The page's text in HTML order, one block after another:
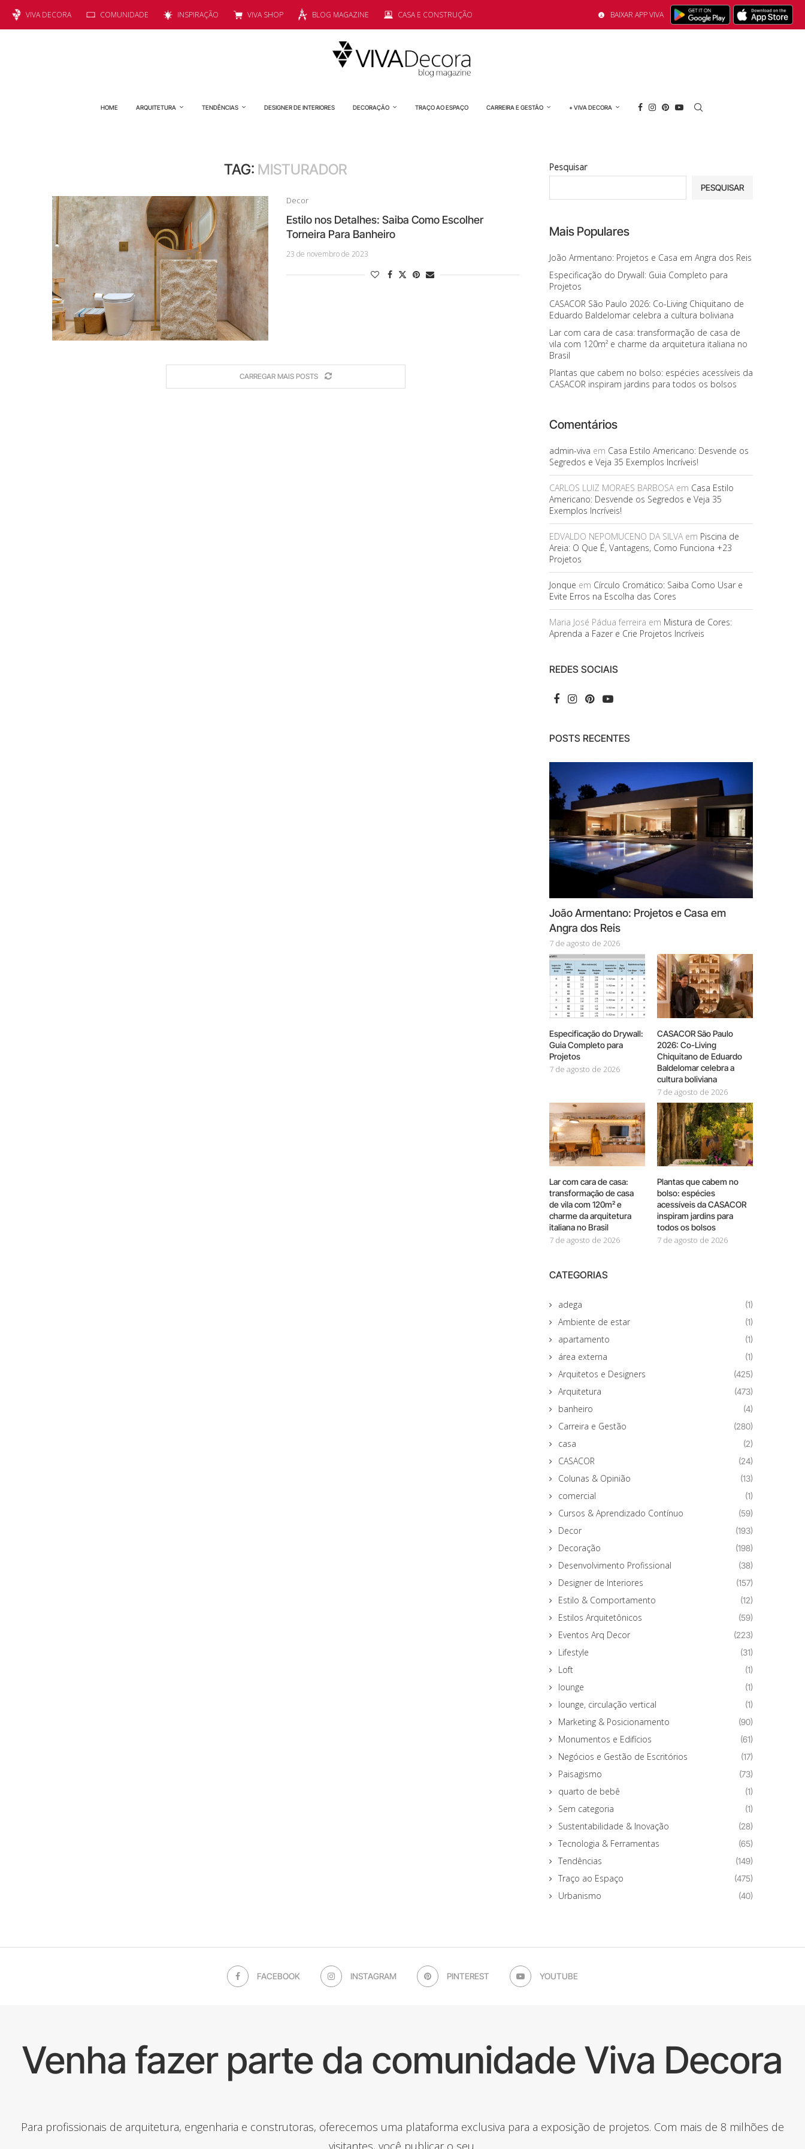
VIVA DECORA COMUNIDADE INSPIRAÇÃO VIVA SHOP BLOG MAGAZINE CASA E CONSTRUÇÃO BAIXAR APP VIVA
HOME ARQUITETURA TENDÊNCIAS DESIGNER DE INTERIORES DECORAÇÃO TRAÇO AO ESPAÇO CARREIRA E GESTÃO + VIVA DECORA
TAG: MISTURADOR
Decor
Estilo nos Detalhes: Saiba Como Escolher
Torneira Para Banheiro
23 de novembro de 2023
CARREGAR MAIS POSTS
Pesquisar
PESQUISAR
Mais Populares
João Armentano: Projetos e Casa em Angra dos Reis
Especificação do Drywall: Guia Completo para
Projetos
CASACOR São Paulo 2026: Co-Living Chiquitano de
Eduardo Baldelomar celebra a cultura boliviana
Lar com cara de casa: transformação de casa de
vila com 120m² e charme da arquitetura italiana no
Brasil
Plantas que cabem no bolso: espécies acessíveis da
CASACOR inspiram jardins para todos os bolsos
Comentários
admin-viva em Casa Estilo Americano: Desvende os
Segredos e Veja 35 Exemplos Incríveis!
CARLOS LUIZ MORAES BARBOSAem Casa Estilo
Americano: Desvende os Segredos e Veja 35
Exemplos Incríveis!
EDVALDO NEPOMUCENO DA SILVAem Piscina de
Areia: O Que É, Vantagens, Como Funciona +23
Projetos
Jonque em Círculo Cromático: Saiba Como Usar e
Evite Erros na Escolha das Cores
Maria José Pádua ferreira em Mistura de Cores:
Aprenda a Fazer e Crie Projetos Incríveis
REDES SOCIAIS
POSTS RECENTES
João Armentano: Projetos e Casa em
Angra dos Reis
7 de agosto de 2026
Especificação do Drywall:
Guia Completo para
Projetos
7 de agosto de 2026
CASACOR São Paulo
2026: Co-Living
Chiquitano de Eduardo
Baldelomar celebra a
cultura boliviana
7 de agosto de 2026
Lar com cara de casa:
transformação de casa
de vila com 120m² e
charme da arquitetura
italiana no Brasil
7 de agosto de 2026
Plantas que cabem no
bolso: espécies
acessíveis da CASACOR
inspiram jardins para
todos os bolsos
7 de agosto de 2026
CATEGORIAS
adega (1)
Ambiente de estar (1)
apartamento (1)
área externa (1)
Arquitetos e Designers (425)
Arquitetura (473)
banheiro (4)
Carreira e Gestão (280)
casa (2)
CASACOR (24)
Colunas & Opinião (13)
comercial (1)
Cursos & Aprendizado Contínuo (59)
Decor (193)
Decoração (198)
Desenvolvimento Profissional (38)
Designer de Interiores (157)
Estilo & Comportamento (12)
Estilos Arquitetônicos (59)
Eventos Arq Decor (223)
Lifestyle (31)
Loft (1)
lounge (1)
lounge, circulação vertical (1)
Marketing & Posicionamento (90)
Monumentos e Edifícios (61)
Negócios e Gestão de Escritórios (17)
Paisagismo (73)
quarto de bebê (1)
Sem categoria (1)
Sustentabilidade & Inovação (28)
Tecnologia & Ferramentas (65)
Tendências (149)
Traço ao Espaço (475)
Urbanismo (40)
FACEBOOK INSTAGRAM PINTEREST YOUTUBE
Venha fazer parte da comunidade Viva Decora
Para profissionais de arquitetura, engenharia e construtoras, oferecemos uma plataforma exclusiva para a exposição de projetos. Com mais de 8 milhões de
visitantes, você publicar o seu.